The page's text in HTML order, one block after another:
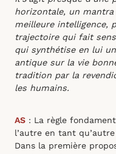
horizontale, un
meilleure intelligence,
trajectoire qui fait
qui synthétise en lui
antique sur la vie
tradition par la
les humains.
AS : La règle
l’autre en tant
Dans la première